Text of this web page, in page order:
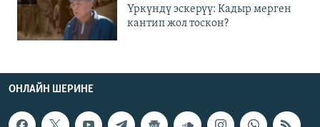
Үркүндү эскерүү: Кадыр мерген
кантип жол тоскон?
ОНЛАЙН ШЕРИНЕ